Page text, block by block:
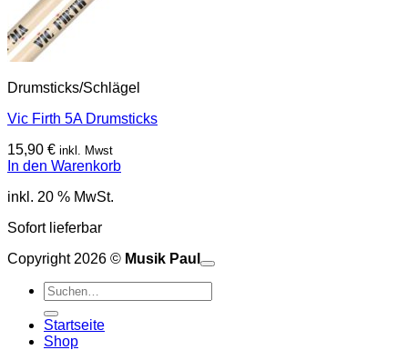
Drumsticks/Schlägel
Vic Firth 5A Drumsticks
15,90 € inkl. Mwst
In den Warenkorb
inkl. 20 % MwSt.
Sofort lieferbar
Copyright 2026 © Musik Paul
Suchen
nach:
Startseite
Shop